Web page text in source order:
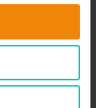
,,B"